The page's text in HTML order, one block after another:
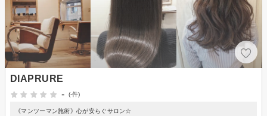
DIAPRURE
-
(-件)
《マンツーマン施術》心が安らぐサロン☆